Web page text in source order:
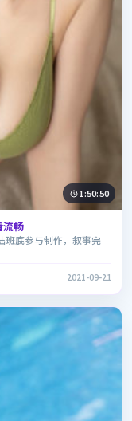
1:50:50
畅
班底参与制作，叙事完
2021-09-21